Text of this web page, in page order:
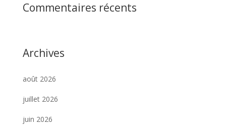
Commentaires récents
Archives
août 2026
juillet 2026
juin 2026